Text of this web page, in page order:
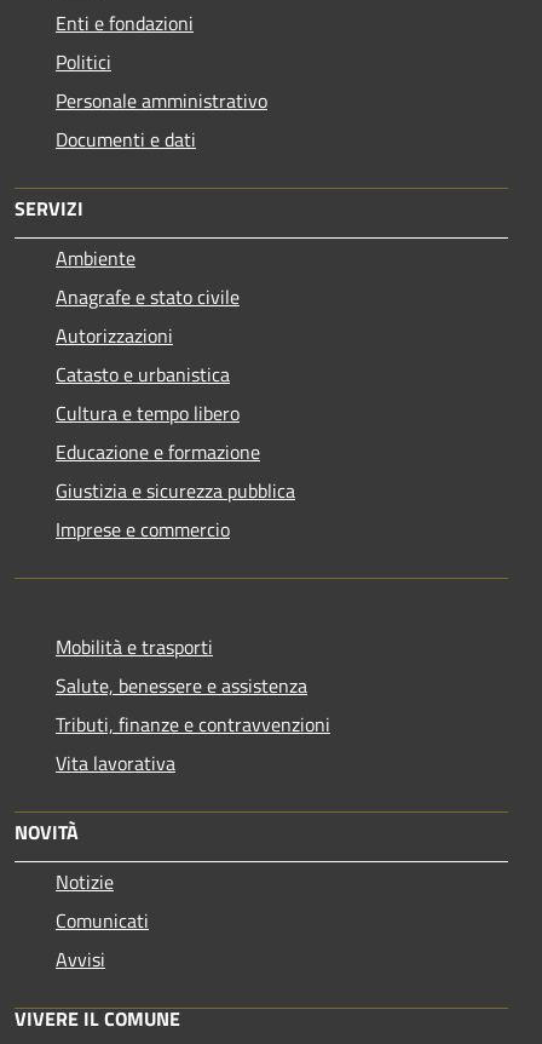
Enti e fondazioni
Politici
Personale amministrativo
Documenti e dati
SERVIZI
Ambiente
Anagrafe e stato civile
Autorizzazioni
Catasto e urbanistica
Cultura e tempo libero
Educazione e formazione
Giustizia e sicurezza pubblica
Imprese e commercio
Mobilità e trasporti
Salute, benessere e assistenza
Tributi, finanze e contravvenzioni
Vita lavorativa
NOVITÀ
Notizie
Comunicati
Avvisi
VIVERE IL COMUNE